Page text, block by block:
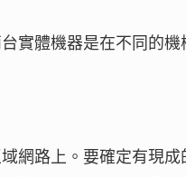
實體機器是在不同的
網路上。要確定有現